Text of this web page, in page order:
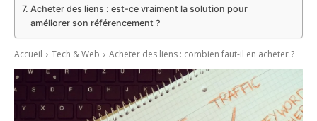
Acheter des liens : est-ce vraiment la solution pour
améliorer son référencement ?
Accueil Tech & Web Acheter des liens : combien faut-il en acheter ?